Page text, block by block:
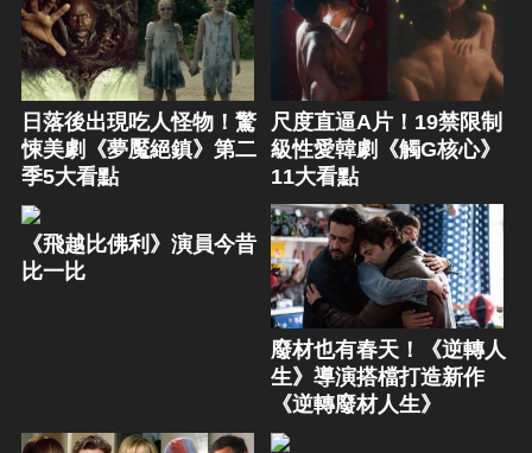
日落後出現吃人怪物！驚
悚美劇《夢魘絕鎮》第二
季5大看點
尺度直逼A片！19禁限制
級性愛韓劇《觸G核心》
11大看點
《飛越比佛利》演員今昔
比一比
廢材也有春天！《逆轉人
生》導演搭檔打造新作
《逆轉廢材人生》